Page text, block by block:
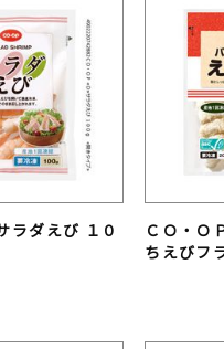
ラダえび １０
ＣＯ・Ｏ
ちえびフ